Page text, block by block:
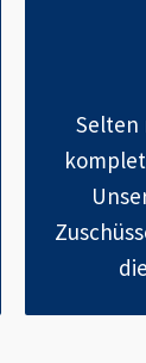
Selten